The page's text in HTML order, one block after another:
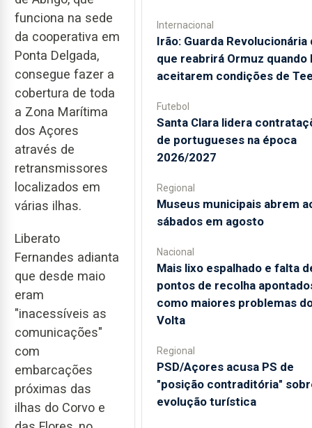
funciona na sede
da cooperativa em
Ponta Delgada,
consegue fazer a
cobertura de toda
a Zona Marítima
dos Açores
através de
retransmissores
localizados em
várias ilhas.
Liberato
Fernandes adianta
que desde maio
eram
"inacessíveis as
comunicações"
com
embarcações
próximas das
ilhas do Corvo e
Internacional
Irão: Guarda Revolucionária
que reabrirá Ormuz quando
aceitarem condições de
Futebol
Santa Clara lidera
de portugueses na época
2026/2027
Regional
Museus municipais abrem
sábados em agosto
Nacional
Mais lixo espalhado e falta
pontos de recolha
como maiores problemas
Volta
Regional
PSD/Açores acusa PS de
"posição contraditória"
evolução turística